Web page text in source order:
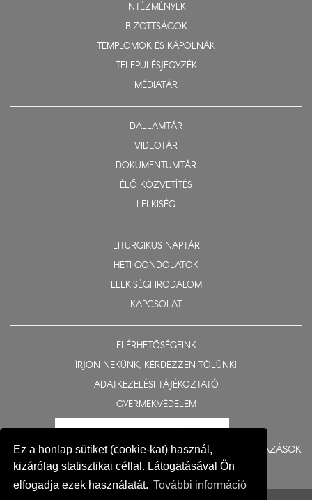
Ez a honlap sütiket (cookie-kat) használ,
kizárólag statisztikai céllal. Látogatásával Ön
elfogadja ezek használatát. További információ
INTÉZMÉNYEK
BIZOTTSÁGOK
TEMPLOMOK ÉS KÁPOLNÁK
TELEPÜLÉSJEGYZÉK
MÉDIATÁR
DALLAMTÁR
VIDEOTÁR
DOKUMENTUMTÁR
ÉLŐ KÖZVETÍTÉS
LELKISÉG
LITURGIKUS NAPTÁR
HETI GONDOLATOK
LELKISÉGI IRODALOM
KAPCSOLAT
ELÉRHETŐSÉGEINK
ÍRJON NEKÜNK, KÉRDEZZEN TŐLÜNK!
ADATKEZELÉSI TÁJÉKOZTATÓ
GYERMEKVÉDELEM
BERUHÁZÁSOK